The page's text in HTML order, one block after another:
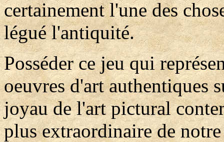
certainement l'une des
légué l'antiquité.
Posséder ce jeu qui
oeuvres d'art authentiques
joyau de l'art pictural
plus extraordinaire de